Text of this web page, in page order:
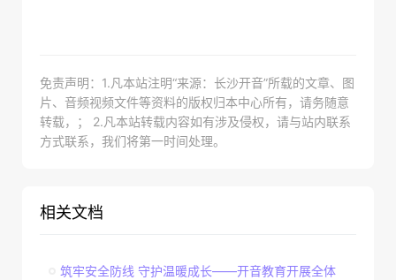
免责声明：1.凡本站注明“来源：长沙开音”所载的文章、图
片、音频视频文件等资料的版权归本中心所有，请务随意
转载，； 2.凡本站转载内容如有涉及侵权，请与站内联系
方式联系，我们将第一时间处理。
相关文档
筑牢安全防线 守护温暖成长——开音教育开展全体